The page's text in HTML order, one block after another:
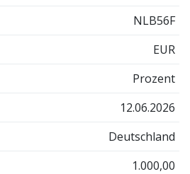
NLB56F
EUR
Prozent
12.06.2026
Deutschland
1.000,00